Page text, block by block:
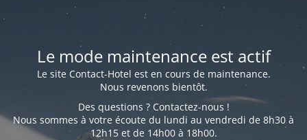
Le mode maintenance est actif
Le site Contact-Hotel est en cours de maintenance.
Nous revenons bientôt.
Des questions ? Contactez-nous !
Nous sommes à votre écoute du lundi au vendredi de 8h30 à
12h15 et de 14h00 à 18h00.